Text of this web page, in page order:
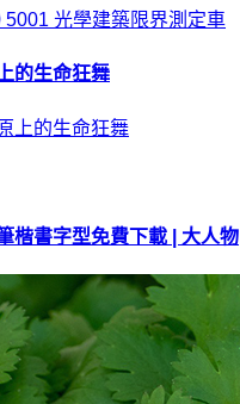
的生命狂舞
楷書字型免費下載 | 大人物